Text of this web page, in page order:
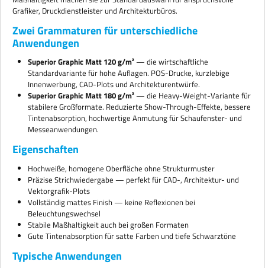
Grafiker, Druckdienstleister und Architekturbüros.
Zwei Grammaturen für unterschiedliche
Anwendungen
Superior Graphic Matt 120 g/m²— die wirtschaftliche
Standardvariante für hohe Auflagen. POS-Drucke, kurzlebige
Innenwerbung, CAD-Plots und Architekturentwürfe.
Superior Graphic Matt 180 g/m²— die Heavy-Weight-Variante für
stabilere Großformate. Reduzierte Show-Through-Effekte, bessere
Tintenabsorption, hochwertige Anmutung für Schaufenster- und
Messeanwendungen.
Eigenschaften
Hochweiße, homogene Oberfläche ohne Strukturmuster
Präzise Strichwiedergabe — perfekt für CAD-, Architektur- und
Vektorgrafik-Plots
Vollständig mattes Finish — keine Reflexionen bei
Beleuchtungswechsel
Stabile Maßhaltigkeit auch bei großen Formaten
Gute Tintenabsorption für satte Farben und tiefe Schwarztöne
Typische Anwendungen